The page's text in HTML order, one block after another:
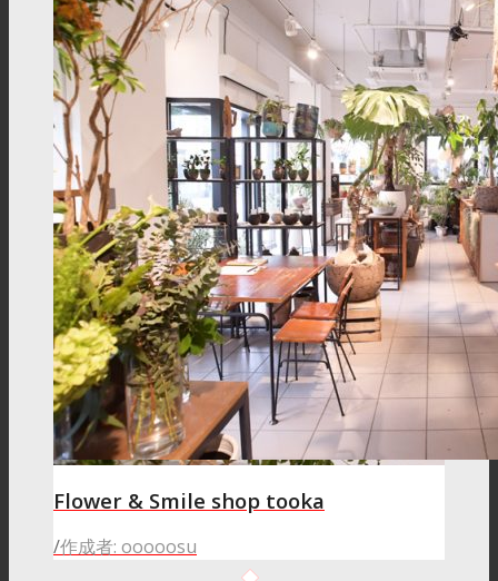
Flower & Smile shop tooka
/作成者: ooooosu